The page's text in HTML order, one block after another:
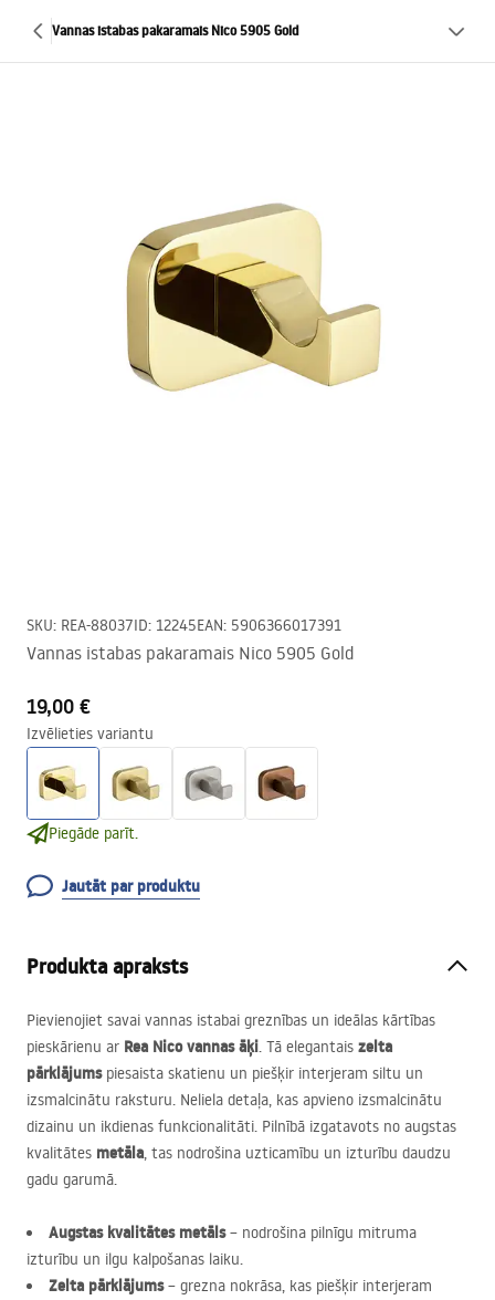
Vannas istabas pakaramais Nico 5905 Gold
SKU: REA-88037ID: 12245EAN: 5906366017391
Vannas istabas pakaramais Nico 5905 Gold
19,00 €
Izvēlieties variantu
Piegāde parīt.
Jautāt par produktu
Produkta apraksts
Pievienojiet savai vannas istabai greznības un ideālas kārtības
pieskārienu ar Rea Nico vannas āķi. Tā elegantais zelta
pārklājumspiesaista skatienu un piešķir interjeram siltu un
izsmalcinātu raksturu. Neliela detaļa, kas apvieno izsmalcinātu
dizainu un ikdienas funkcionalitāti. Pilnībā izgatavots no augstas
kvalitātes metāla, tas nodrošina uzticamību un izturību daudzu
gadu garumā.
Augstas kvalitātes metāls– nodrošina pilnīgu mitruma
izturību un ilgu kalpošanas laiku.
Zelta pārklājums– grezna nokrāsa, kas piešķir interjeram